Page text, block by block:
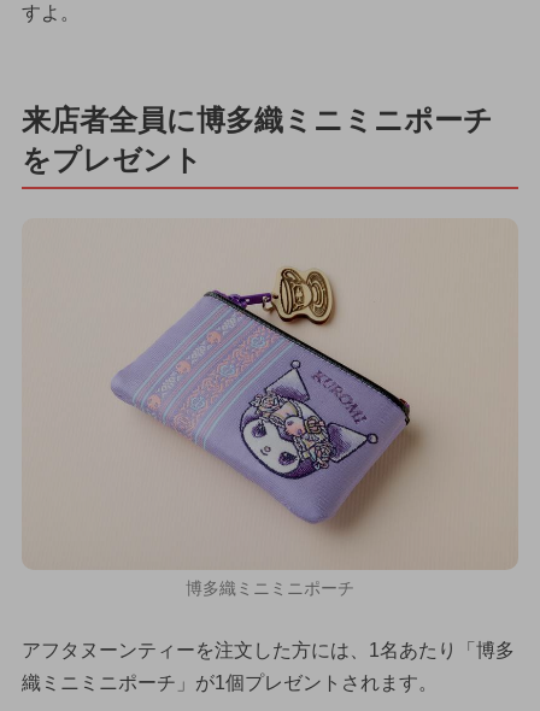
すよ。
来店者全員に博多織ミニミニポーチ
をプレゼント
博多織ミニミニポーチ
アフタヌーンティーを注文した方には、1名あたり「博多
織ミニミニポーチ」が1個プレゼントされます。